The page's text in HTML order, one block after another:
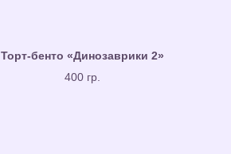
Торт-бенто «Динозаврики 2»
400 гр.